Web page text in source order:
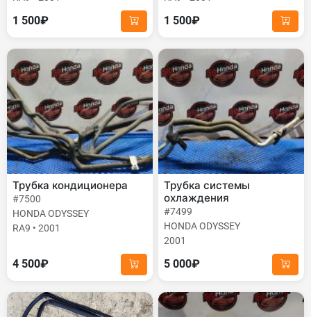
1 500₽ 1 500₽
Трубка кондиционера
#7500
HONDA ODYSSEY
RA9 • 2001
4 500₽
Трубка системы
охлаждения
#7499
HONDA ODYSSEY
2001
5 000₽